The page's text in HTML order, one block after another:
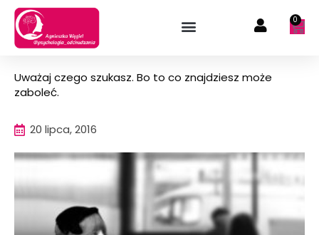
Przejdź
treści
0
Uważaj czego szukasz. Bo to co znajdziesz może
zaboleć.
20 lipca, 2016